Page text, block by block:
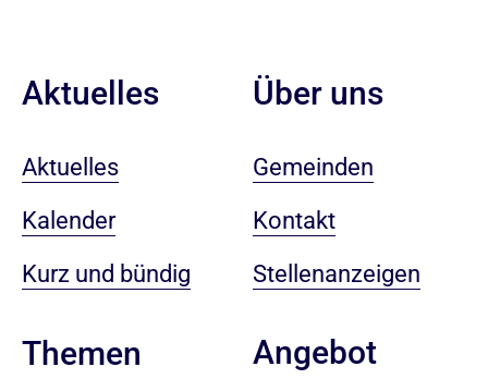
Aktuelles
Aktuelles
Kalender
Kurz und bündig
Themen
Über uns
Gemeinden
Kontakt
Stellenanzeigen
Angebot